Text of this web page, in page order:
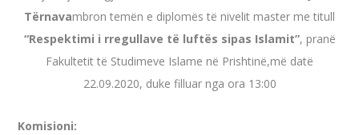
Tërnavambron temën e diplomës të nivelit master me titull
“Respektimi i rregullave të luftës sipas Islamit”, pranë
Fakultetit të Studimeve Islame në Prishtinë,më datë
22.09.2020, duke filluar nga ora 13:00
Komisioni: